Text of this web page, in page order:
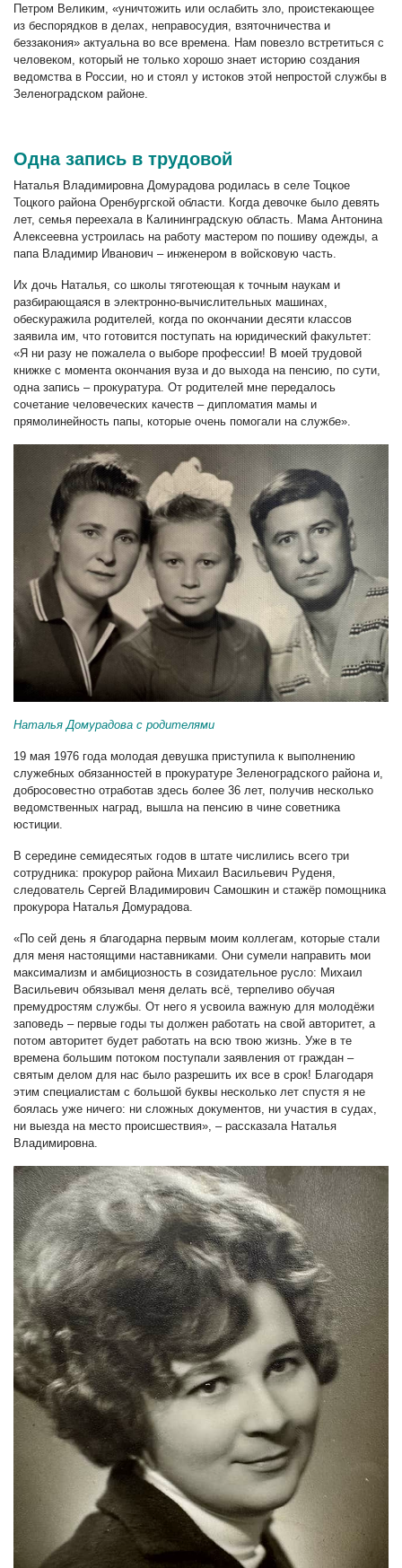
Петром Великим, «уничтожить или ослабить зло, проистекающее
из беспорядков в делах, неправосудия, взяточничества и
беззакония» актуальна во все времена. Нам повезло встретиться с
человеком, который не только хорошо знает историю создания
ведомства в России, но и стоял у истоков этой непростой службы в
Зеленоградском районе.
Одна запись в трудовой
Наталья Владимировна Домурадова родилась в селе Тоцкое
Тоцкого района Оренбургской области. Когда девочке было девять
лет, семья переехала в Калининградскую область. Мама Антонина
Алексеевна устроилась на работу мастером по пошиву одежды, а
папа Владимир Иванович – инженером в войсковую часть.
Их дочь Наталья, со школы тяготеющая к точным наукам и
разбирающаяся в электронно-вычислительных машинах,
обескуражила родителей, когда по окончании десяти классов
заявила им, что готовится поступать на юридический факультет:
«Я ни разу не пожалела о выборе профессии! В моей трудовой
книжке с момента окончания вуза и до выхода на пенсию, по сути,
одна запись – прокуратура. От родителей мне передалось
сочетание человеческих качеств – дипломатия мамы и
прямолинейность папы, которые очень помогали на службе».
Наталья Домурадова с родителями
19 мая 1976 года молодая девушка приступила к выполнению
служебных обязанностей в прокуратуре Зеленоградского района и,
добросовестно отработав здесь более 36 лет, получив несколько
ведомственных наград, вышла на пенсию в чине советника
юстиции.
В середине семидесятых годов в штате числились всего три
сотрудника: прокурор района Михаил Васильевич Руденя,
следователь Сергей Владимирович Самошкин и стажёр помощника
прокурора Наталья Домурадова.
«По сей день я благодарна первым моим коллегам, которые стали
для меня настоящими наставниками. Они сумели направить мои
максимализм и амбициозность в созидательное русло: Михаил
Васильевич обязывал меня делать всё, терпеливо обучая
премудростям службы. От него я усвоила важную для молодёжи
заповедь – первые годы ты должен работать на свой авторитет, а
потом авторитет будет работать на всю твою жизнь. Уже в те
времена большим потоком поступали заявления от граждан –
святым делом для нас было разрешить их все в срок! Благодаря
этим специалистам с большой буквы несколько лет спустя я не
боялась уже ничего: ни сложных документов, ни участия в судах,
ни выезда на место происшествия», – рассказала Наталья
Владимировна.